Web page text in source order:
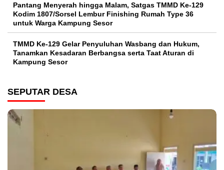
Pantang Menyerah hingga Malam, Satgas TMMD Ke-129
Kodim 1807/Sorsel Lembur Finishing Rumah Type 36
untuk Warga Kampung Sesor
TMMD Ke-129 Gelar Penyuluhan Wasbang dan Hukum,
Tanamkan Kesadaran Berbangsa serta Taat Aturan di
Kampung Sesor
SEPUTAR DESA